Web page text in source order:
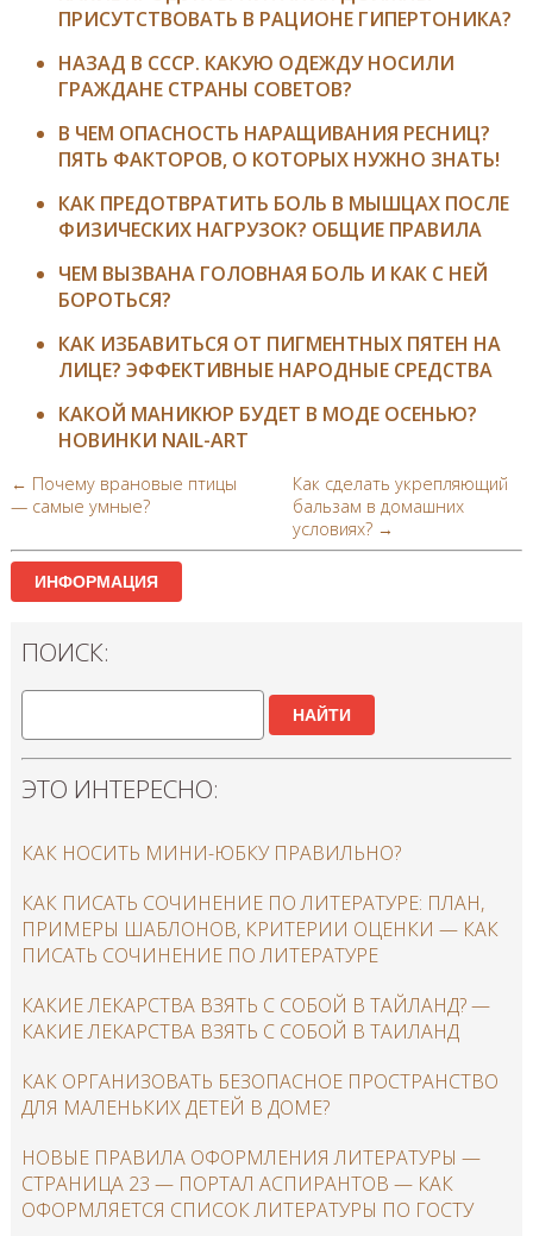
ПРИСУТСТВОВАТЬ В РАЦИОНЕ ГИПЕРТОНИКА?
НАЗАД В СССР. КАКУЮ ОДЕЖДУ НОСИЛИ
ГРАЖДАНЕ СТРАНЫ СОВЕТОВ?
В ЧЕМ ОПАСНОСТЬ НАРАЩИВАНИЯ РЕСНИЦ?
ПЯТЬ ФАКТОРОВ, О КОТОРЫХ НУЖНО ЗНАТЬ!
КАК ПРЕДОТВРАТИТЬ БОЛЬ В МЫШЦАХ ПОСЛЕ
ФИЗИЧЕСКИХ НАГРУЗОК?​ ОБЩИЕ ПРАВИЛА
ЧЕМ ВЫЗВАНА ГОЛОВНАЯ БОЛЬ И КАК С НЕЙ
БОРОТЬСЯ?
КАК ИЗБАВИТЬСЯ ОТ ПИГМЕНТНЫХ ПЯТЕН НА
ЛИЦЕ? ЭФФЕКТИВНЫЕ НАРОДНЫЕ СРЕДСТВА
КАКОЙ МАНИКЮР БУДЕТ В МОДЕ ОСЕНЬЮ?
НОВИНКИ NAIL-ART
← Почему врановые птицы
— самые умные?
Как сделать укрепляющий
бальзам в домашних
условиях? →
ИНФОРМАЦИЯ
ПОИСК:
НАЙТИ
ЭТО ИНТЕРЕСНО:
КАК НОСИТЬ МИНИ-ЮБКУ ПРАВИЛЬНО?
КАК ПИСАТЬ СОЧИНЕНИЕ ПО ЛИТЕРАТУРЕ: ПЛАН,
ПРИМЕРЫ ШАБЛОНОВ, КРИТЕРИИ ОЦЕНКИ — КАК
ПИСАТЬ СОЧИНЕНИЕ ПО ЛИТЕРАТУРЕ
КАКИЕ ЛЕКАРСТВА ВЗЯТЬ С СОБОЙ В ТАЙЛАНД? —
КАКИЕ ЛЕКАРСТВА ВЗЯТЬ С СОБОЙ В ТАИЛАНД
КАК ОРГАНИЗОВАТЬ БЕЗОПАСНОЕ ПРОСТРАНСТВО
ДЛЯ МАЛЕНЬКИХ ДЕТЕЙ В ДОМЕ?
НОВЫЕ ПРАВИЛА ОФОРМЛЕНИЯ ЛИТЕРАТУРЫ —
СТРАНИЦА 23 — ПОРТАЛ АСПИРАНТОВ — КАК
ОФОРМЛЯЕТСЯ СПИСОК ЛИТЕРАТУРЫ ПО ГОСТУ